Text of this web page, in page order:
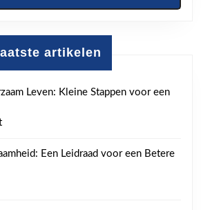
artikelen
Leven: Kleine Stappen voor een
Een Leidraad voor een Betere